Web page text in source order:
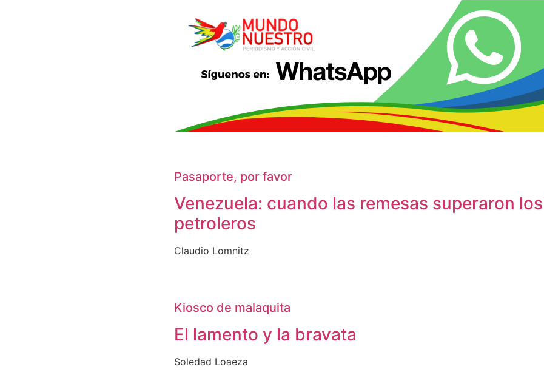
Pasaporte, por favor
Venezuela: cuando las remesas superaron
petroleros
Claudio Lomnitz
Kiosco de malaquita
El lamento y la bravata
Soledad Loaeza